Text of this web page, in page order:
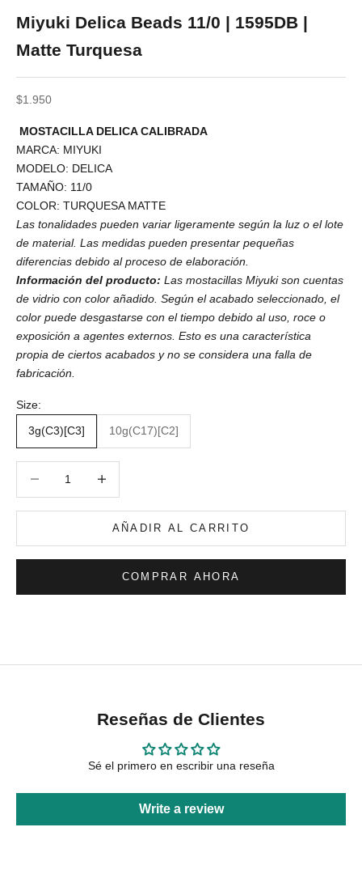
Miyuki Delica Beads 11/0 | 1595DB |
Matte Turquesa
Precio de oferta
$1.950
MOSTACILLA DELICA CALIBRADA
MARCA: MIYUKI
MODELO: DELICA
TAMAÑO: 11/0
COLOR: TURQUESA MATTE
Las tonalidades pueden variar ligeramente según la luz o el lote
de material. Las medidas pueden presentar pequeñas
diferencias debido al proceso de elaboración.
Información del producto: Las mostacillas Miyuki son cuentas
de vidrio con color añadido. Según el acabado seleccionado, el
color puede desgastarse con el tiempo debido al uso, roce o
exposición a agentes externos. Esto es una característica
propia de ciertos acabados y no se considera una falla de
fabricación.
Size:
3g(C3)[C3] 10g(C17)[C2]
AÑADIR AL CARRITO
COMPRAR AHORA
Reseñas de Clientes
Sé el primero en escribir una reseña
Write a review